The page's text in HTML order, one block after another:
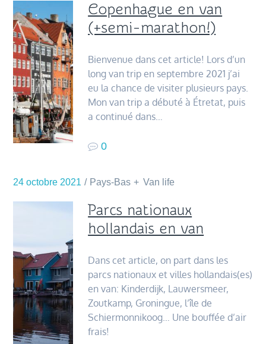
Copenhague en van
(+semi-marathon!)
Bienvenue dans cet article! Lors d’un
long van trip en septembre 2021 j’ai
eu la chance de visiter plusieurs pays.
Mon van trip a débuté à Étretat, puis
a continué dans…
0
24 octobre 2021 Pays-Bas Van life
Parcs nationaux
hollandais en van
Dans cet article, on part dans les
parcs nationaux et villes hollandais(es)
en van: Kinderdijk, Lauwersmeer,
Zoutkamp, Groningue, l’île de
Schiermonnikoog… Une bouffée d’air
frais!